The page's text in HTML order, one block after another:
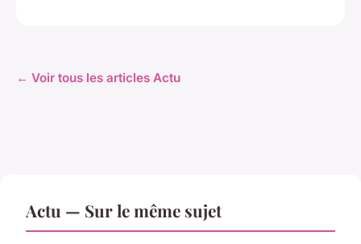
← Voir tous les articles Actu
Actu — Sur le même sujet